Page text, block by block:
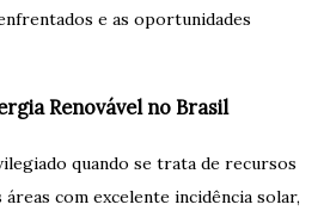
e as oportunidades
Renovável no Brasil
quando se trata de recursos
com excelente incidência solar,